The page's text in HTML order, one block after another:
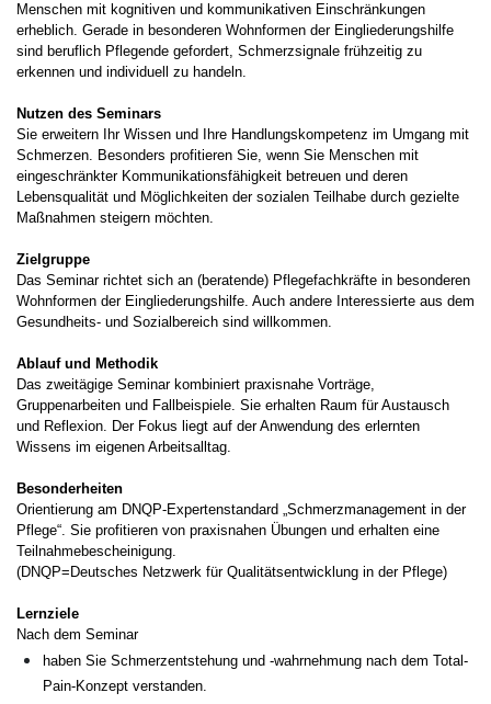
Menschen mit kognitiven und kommunikativen Einschränkungen
erheblich. Gerade in besonderen Wohnformen der Eingliederungshilfe
sind beruflich Pflegende gefordert, Schmerzsignale frühzeitig zu
erkennen und individuell zu handeln.
Nutzen des Seminars
Sie erweitern Ihr Wissen und Ihre Handlungskompetenz im Umgang mit
Schmerzen. Besonders profitieren Sie, wenn Sie Menschen mit
eingeschränkter Kommunikationsfähigkeit betreuen und deren
Lebensqualität und Möglichkeiten der sozialen Teilhabe durch gezielte
Maßnahmen steigern möchten.
Zielgruppe
Das Seminar richtet sich an (beratende) Pflegefachkräfte in besonderen
Wohnformen der Eingliederungshilfe. Auch andere Interessierte aus dem
Gesundheits- und Sozialbereich sind willkommen.
Ablauf und Methodik
Das zweitägige Seminar kombiniert praxisnahe Vorträge,
Gruppenarbeiten und Fallbeispiele. Sie erhalten Raum für Austausch
und Reflexion. Der Fokus liegt auf der Anwendung des erlernten
Wissens im eigenen Arbeitsalltag.
Besonderheiten
Orientierung am DNQP-Expertenstandard „Schmerzmanagement in der
Pflege“. Sie profitieren von praxisnahen Übungen und erhalten eine
Teilnahmebescheinigung.
(DNQP=Deutsches Netzwerk für Qualitätsentwicklung in der Pflege)
Lernziele
Nach dem Seminar
haben Sie Schmerzentstehung und -wahrnehmung nach dem Total-
Pain-Konzept verstanden.